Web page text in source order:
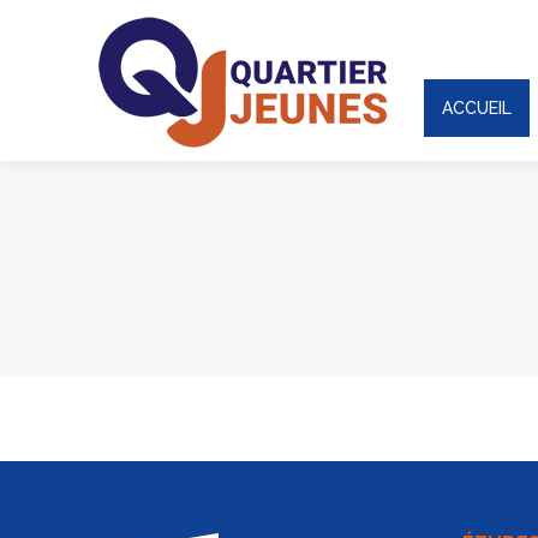
ACCUEIL